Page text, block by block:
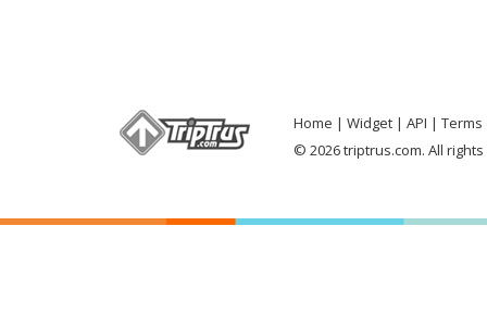
Home Widget API
Terms
© 2026 triptrus.com. All